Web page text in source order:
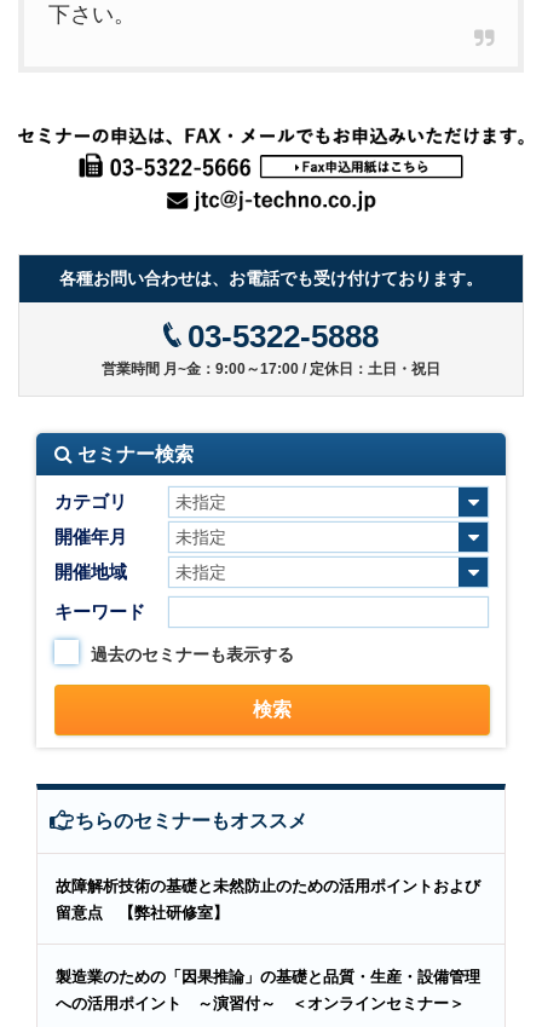
下さい。
各種お問い合わせは、お電話でも受け付けております。
03-5322-5888
営業時間 月~金：9:00～17:00 / 定休日：土日・祝日
セミナー検索
カテゴリ
開催年月
開催地域
キーワード
過去のセミナーも表示する
こちらのセミナーもオススメ
故障解析技術の基礎と未然防止のための活用ポイントおよび
留意点 【弊社研修室】
製造業のための「因果推論」の基礎と品質・生産・設備管理
への活用ポイント ～演習付～ ＜オンラインセミナー＞